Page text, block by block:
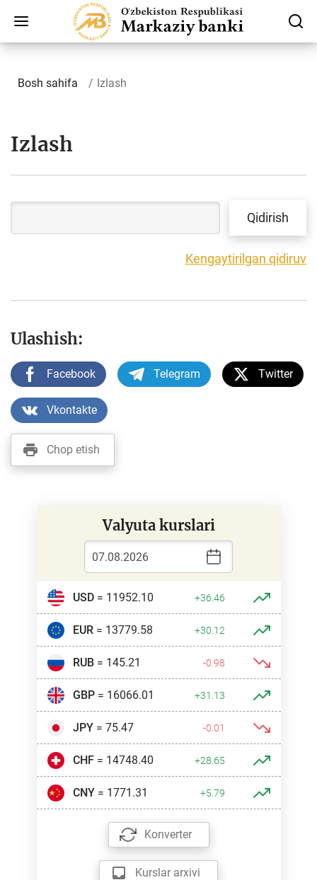
Bosh sahifa Izlash
Izlash
Kengaytirilgan qidiruv
Ulashish:
Facebook Telegram Twitter
Vkontakte
Chop etish
Valyuta kurslari
USD= 11952.10 +36.46
EUR= 13779.58 +30.12
RUB= 145.21 -0.98
GBP= 16066.01 +31.13
JPY= 75.47 -0.01
CHF= 14748.40 +28.65
CNY= 1771.31 +5.79
Konverter
Kurslar arxivi